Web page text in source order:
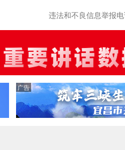
违法和不良信息举报
广告